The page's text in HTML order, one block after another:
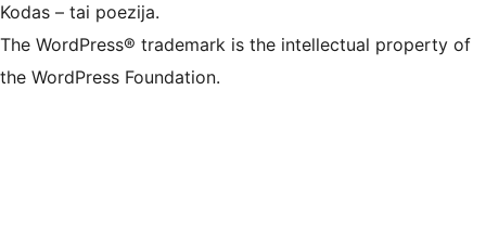
Kodas – tai poezija.
The WordPress® trademark is the intellectual property of
the WordPress Foundation.